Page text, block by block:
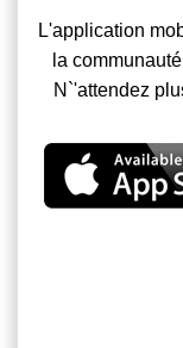
L'application
la
N`'attendez